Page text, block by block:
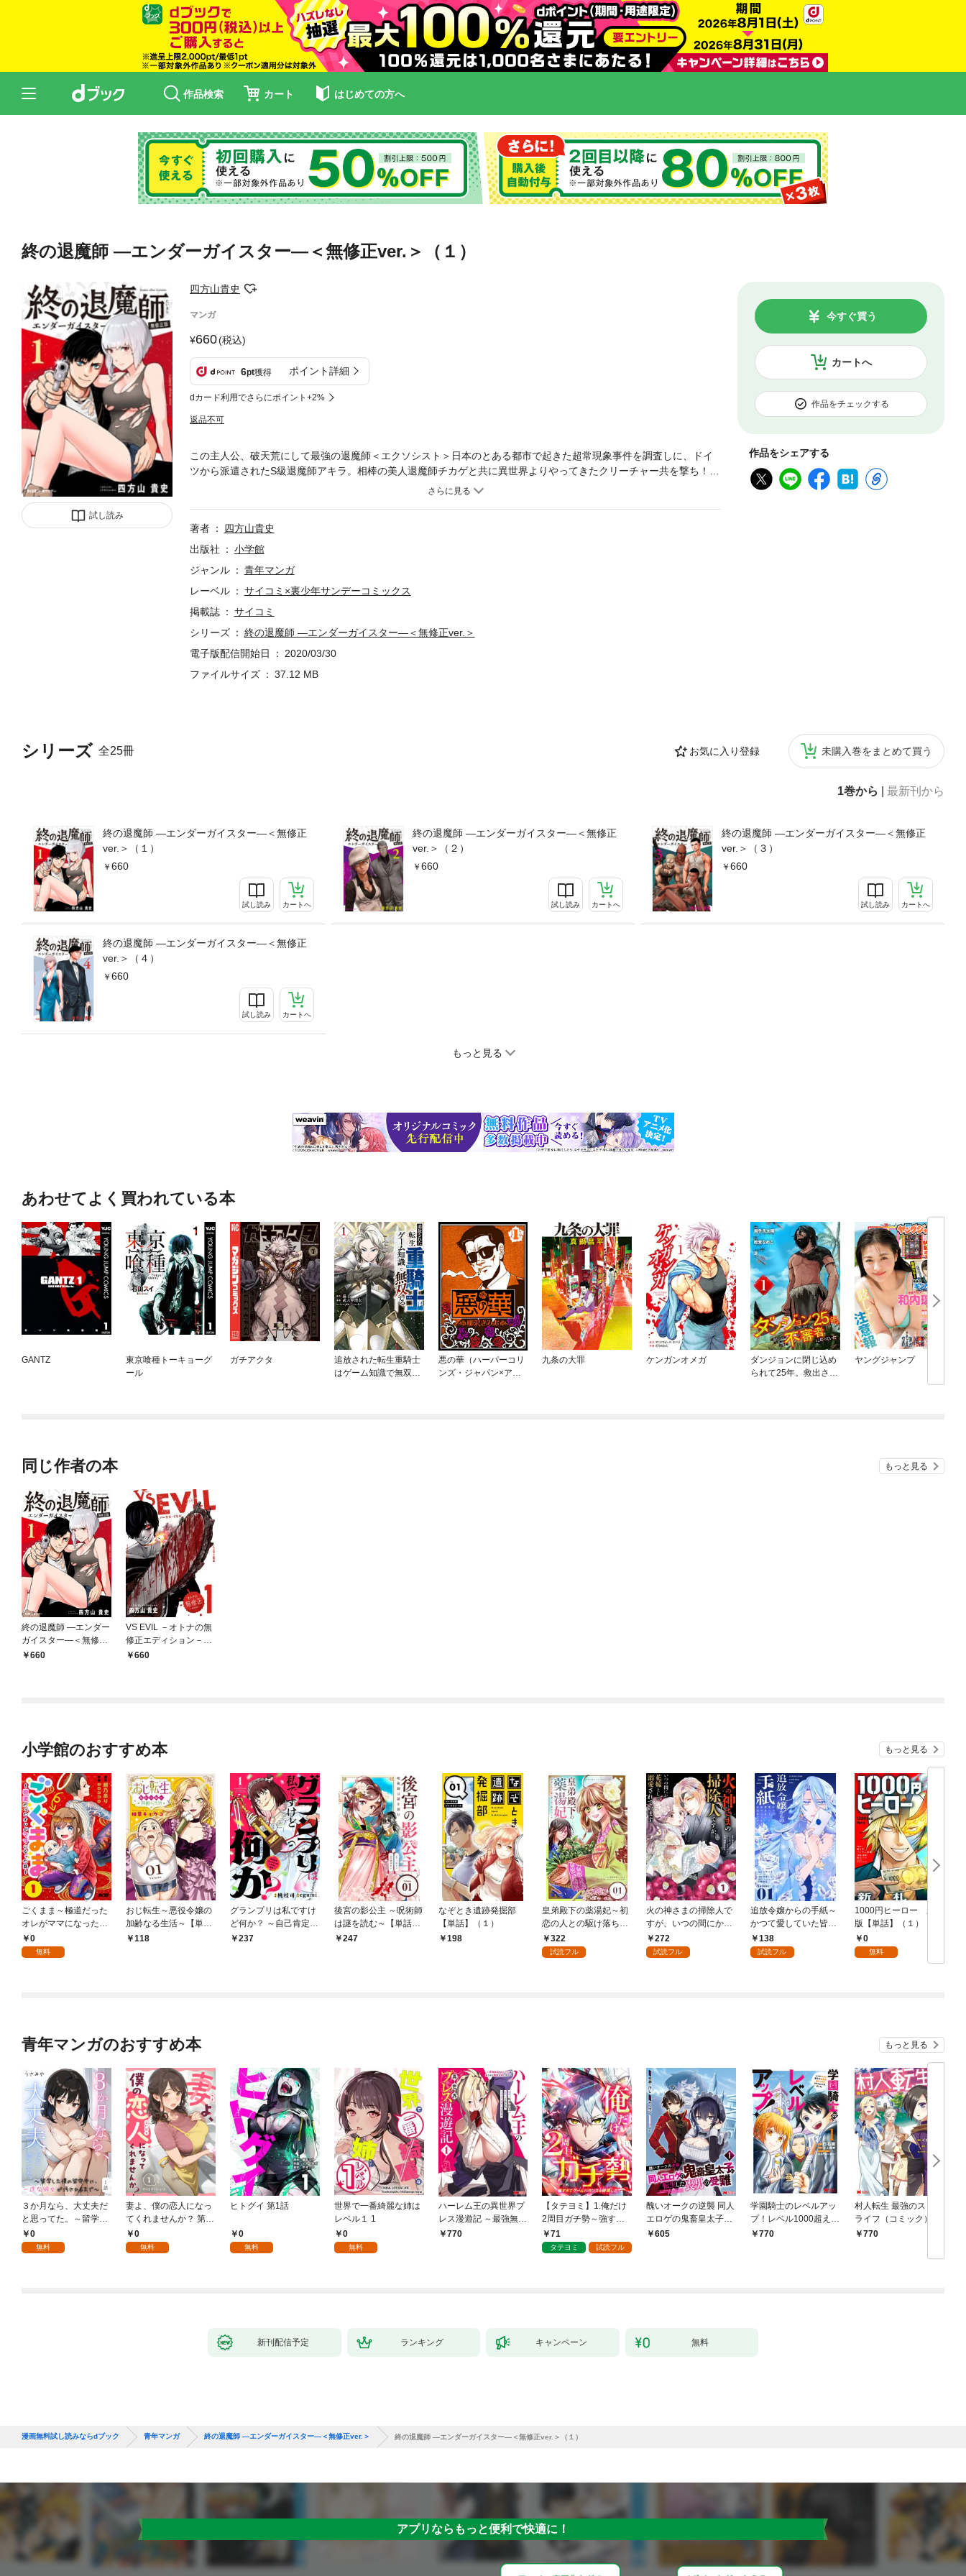
作品検索 カート はじめての方へ
終の退魔師 ―エンダーガイスター―＜無修正ver.＞（１）
試し読み
四方山貴史
マンガ
660(税込)
6pt獲得 ポイント詳細
dカード利用でさらにポイント+2%
返品不可
カートへ
今すぐ買う
作品をチェックする
作品をシェアする
シリーズ 全25冊 お気に入り登録 未購入巻をまとめて買う
1巻から 最新刊から
終の退魔師 ―エンダーガイスター―＜無修正
ver.＞（１）
660
試し読み カートへ
終の退魔師 ―エンダーガイスター―＜無修正
ver.＞（２）
660
試し読み カートへ
終の退魔師 ―エンダーガイスター―＜無修正
ver.＞（３）
660
試し読み カートへ
終の退魔師 ―エンダーガイスター―＜無修正
ver.＞（４）
660
試し読み カートへ
もっと見る
この主人公、破天荒にして最強の退魔師＜エクソシスト＞日本のとある都市で起きた超常現象事件を調査しに、ドイ
ツから派遣されたS級退魔師アキラ。相棒の美人退魔師チカゲと共に異世界よりやってきたクリーチャー共を撃ち！殴
り！ぶったおしまくる！！ハリウッド級超爽快アクション漫画がここより開幕！！単行本では規制を全解除した【無
著者
四方山貴史
出版社
小学館
ジャンル
青年マンガ
レーベル
サイコミ×裏少年サンデーコミックス
掲載誌
サイコミ
シリーズ
終の退魔師 ―エンダーガイスター―＜無修正ver.＞
電子版配信開始日
2020/03/30
ファイルサイズ
37.12 MB
あわせてよく買われている本
GANTZ
東京喰種トーキョーグ
ール
ガチアクタ
追放された転生重騎士
はゲーム知識で無双す
悪の華（ハーパーコリ
ンズ・ジャパン×アル
九条の大罪 ケンガンオメガ
ダンジョンに閉じ込め
られて25年。救出され
ヤングジャンプ
同じ作者の本 もっと見る
終の退魔師 ―エンダー
ガイスター―＜無修正
ver.＞（１）
660
VS EVIL －オトナの無
修正エディション－
（１）
660
小学館のおすすめ本 もっと見る
ごくまま～極道だった
オレがママになった話
～【単話】（１）
0
無料
おじ転生～悪役令嬢の
加齢なる生活～【単
話】（１）
118
グランプリは私ですけ
ど何か？ ～自己肯定モ
ンスターのミスコン無
237
後宮の影公主 ～呪術師
は謎を読む～【単話】
（１）
247
なぞとき遺跡発掘部
【単話】（１）
198
皇弟殿下の薬湯妃～初
恋の人との駆け落ち先
は後宮でした～【単
話】（１）
322
試読フル
火の神さまの掃除人で
すが、いつの間にか花
嫁として溺愛されてい
ます【単話】（１）
272
試読フル
追放令嬢からの手紙～
かつて愛していた皆さ
まへ 私のことなどお忘
れですか？～【単話】
138
試読フル
1000円ヒーロー 新札
版【単話】（１）
0
無料
青年マンガのおすすめ本 もっと見る
３か月なら、大丈夫だ
と思ってた。～留学し
た僕の留守中に、一途
な彼女が汚されるまで
0
無料
妻よ、僕の恋人になっ
てくれませんか？ 第1
話0
無料
ヒトグイ 第1話
0
無料
世界で一番綺麗な姉は
レベル１ 1
0
無料
ハーレム王の異世界プ
レス漫遊記 ～最強無双
のおじさんはあらゆる
770
【タテヨミ】1.俺だけ
2周目ガチ勢～強すぎ
てゲームバランスを破
壊した～
71
タテヨミ 試読フル
醜いオークの逆襲 同人
エロゲの鬼畜皇太子に
転生した喪男の受難
605
学園騎士のレベルアッ
プ！レベル1000超えの
転生者、落ちこぼれク
770
村人転生 最強のスロー
ライフ（コミック） 1
770
新刊配信予定 ランキング キャンペーン 無料
漫画無料試し読みならdブック 青年マンガ 終の退魔師 ―エンダーガイスター―＜無修正ver.＞ 終の退魔師 ―エンダーガイスター―＜無修正ver.＞（１）
アプリならもっと便利で快適に！